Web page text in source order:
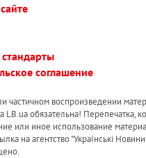
соглашение
частичном воспроизведении
LB.ua обязательна! Перепечатка,
или иное использование
на агентство "Українськi